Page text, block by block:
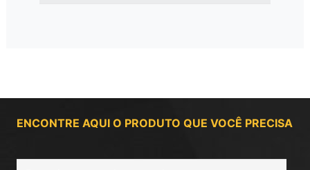
ENCONTRE AQUI O PRODUTO QUE VOCÊ PRECISA